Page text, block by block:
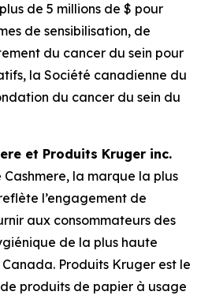
de 5 millions de $ pour
de sensibilisation, de
du cancer du sein pour
la Société canadienne du
du cancer du sein du
et Produits Kruger inc.
la marque la plus
l’engagement de
aux consommateurs des
de la plus haute
Produits Kruger est le
produits de papier à usage